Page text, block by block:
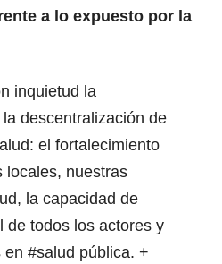
a lo expuesto por la
inquietud la
descentralización de
: el fortalecimiento
locales, nuestras
la capacidad de
de todos los actores y
en #salud pública. +